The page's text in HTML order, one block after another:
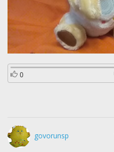
0
govorunsp